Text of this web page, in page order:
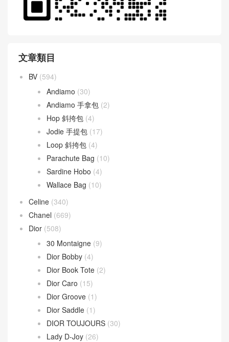
文章類目
BV (594)
Andiamo (30)
Andiamo 手拿包 (2)
Hop 斜挎包 (4)
Jodie 手提包 (17)
Loop 斜挎包 (4)
Parachute Bag (10)
Sardine Hobo (4)
Wallace Bag (10)
Celine (340)
Chanel (669)
Dior (508)
30 Montaigne (9)
Dior Bobby (4)
Dior Book Tote (2)
Dior Caro (15)
Dior Groove (1)
Dior Saddle (1)
DIOR TOUJOURS (30)
Lady D-Joy (26)